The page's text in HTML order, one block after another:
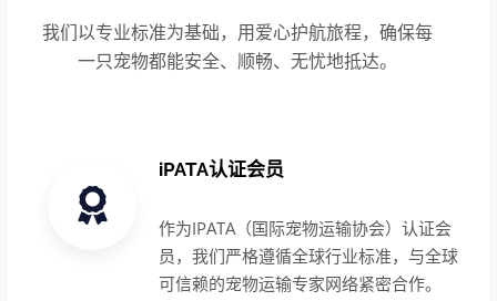
我们以专业标准为基础，用爱心护航旅程，确保每
一只宠物都能安全、顺畅、无忧地抵达。
iPATA认证会员
作为IPATA（国际宠物运输协会）认证会
员，我们严格遵循全球行业标准，与全球
可信赖的宠物运输专家网络紧密合作。